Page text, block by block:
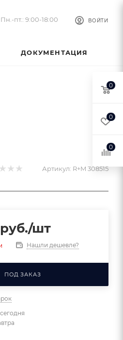
ВОЙТИ
Пн.-пт.: 9:00-18:00
ДОКУМЕНТАЦИЯ
Артикул: R+M 308515
/шт
Нашли дешевле?
ПОД ЗАКАЗ
0
0
0